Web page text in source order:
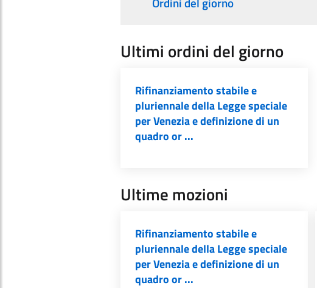
Ultimi ordini del giorno
Rifinanziamento stabile e
pluriennale della Legge speciale
per Venezia e definizione di un
quadro or ...
Ultime mozioni
Rifinanziamento stabile e
pluriennale della Legge speciale
per Venezia e definizione di un
quadro or ...